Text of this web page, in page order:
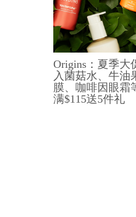
Origins：夏季大
入菌菇水、牛油
膜、咖啡因眼霜
满$115送5件礼